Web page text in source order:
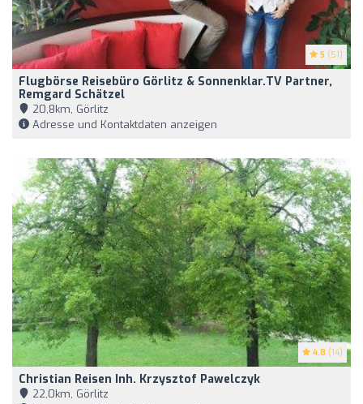
5 (51)
Flugbörse Reisebüro Görlitz & Sonnenklar.TV Partner,
Remgard Schätzel
20,8km, Görlitz
Adresse und Kontaktdaten anzeigen
4.8 (14)
Christian Reisen Inh. Krzysztof Pawelczyk
22,0km, Görlitz